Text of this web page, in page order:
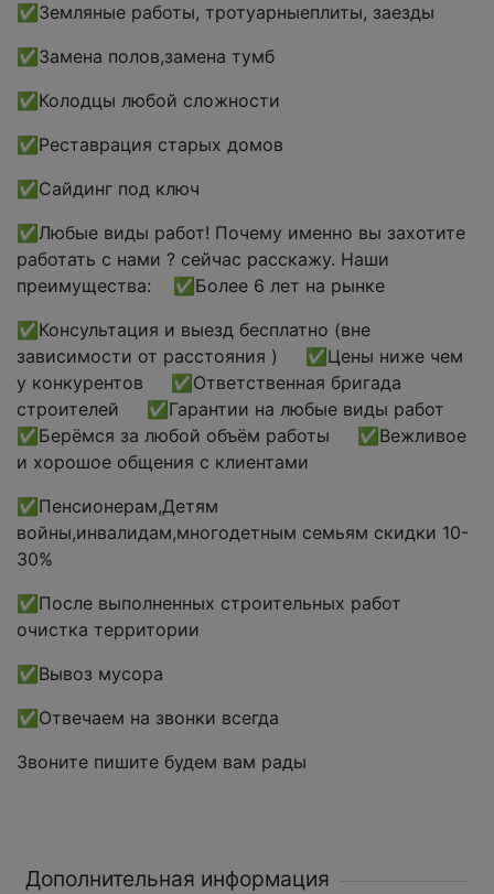
✅Земляные работы, тротуарныеплиты, заезды
✅Замена полов,замена тумб
✅Колодцы любой сложности
✅Реставрация старых домов
✅Сайдинг под ключ
✅Любые виды работ! Почему именно вы захотите
работать с нами ? сейчас расскажу. Наши
преимущества: ✅Более 6 лет на рынке
✅Консультация и выезд бесплатно (вне
зависимости от расстояния ) ✅Цены ниже чем
у конкурентов ✅Ответственная бригада
строителей ✅Гарантии на любые виды работ
✅Берёмся за любой объём работы ✅Вежливое
и хорошое общения с клиентами
✅Пенсионерам,Детям
войны,инвалидам,многодетным семьям скидки 10-
30%
✅После выполненных строительных работ
очистка территории
✅Вывоз мусора
✅Отвечаем на звонки всегда
Звоните пишите будем вам рады
Дополнительная информация